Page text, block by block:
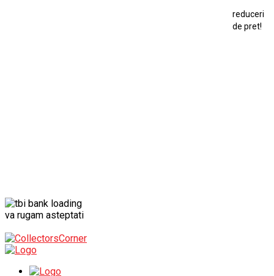
reduceri
de pret!
va rugam asteptati